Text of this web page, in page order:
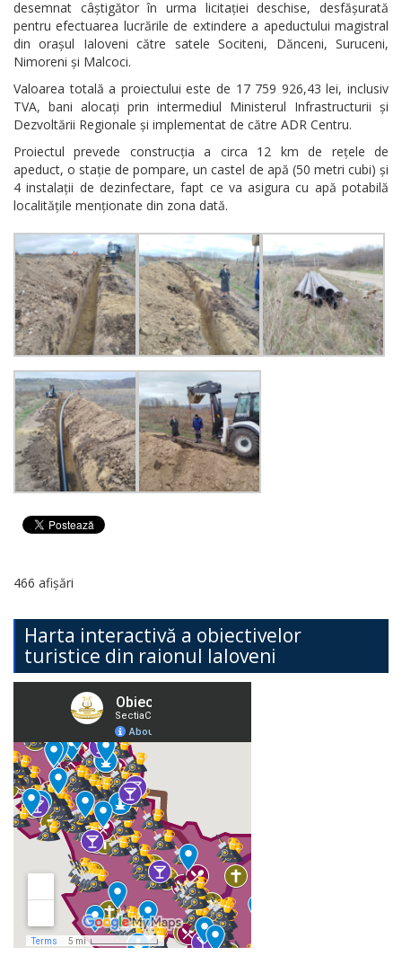
desemnat câștigător în urma licitației deschise, desfășurată
pentru efectuarea lucrările de extindere a apeductului magistral
din orașul Ialoveni către satele Sociteni, Dănceni, Suruceni,
Nimoreni și Malcoci.
Valoarea totală a proiectului este de 17 759 926,43 lei, inclusiv
TVA, bani alocați prin intermediul Ministerul Infrastructurii și
Dezvoltării Regionale și implementat de către ADR Centru.
Proiectul prevede construcția a circa 12 km de rețele de
apeduct, o stație de pompare, un castel de apă (50 metri cubi) și
4 instalații de dezinfectare, fapt ce va asigura cu apă potabilă
localitățile menționate din zona dată.
466 afișări
Harta interactivă a obiectivelor
turistice din raionul Ialoveni